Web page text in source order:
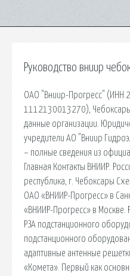
Руководство вниир
ОАО "Вниир-Прогресс" (ИНН
1112130013270), Чебоксары
данные организации.
учредители АО "Вниир
– полные сведения из
Главная Контакты ВНИИР.
республика, г. Чебоксары
ОАО «ВНИИР-Прогресс» в
«ВНИИР-Прогресс» в Москве.
РЗА подстанционного
подстанционного
адаптивные антенные
«Комета». Первый как